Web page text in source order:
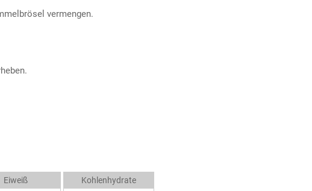
vermengen.
Eiweiß
Kohlenhydrate